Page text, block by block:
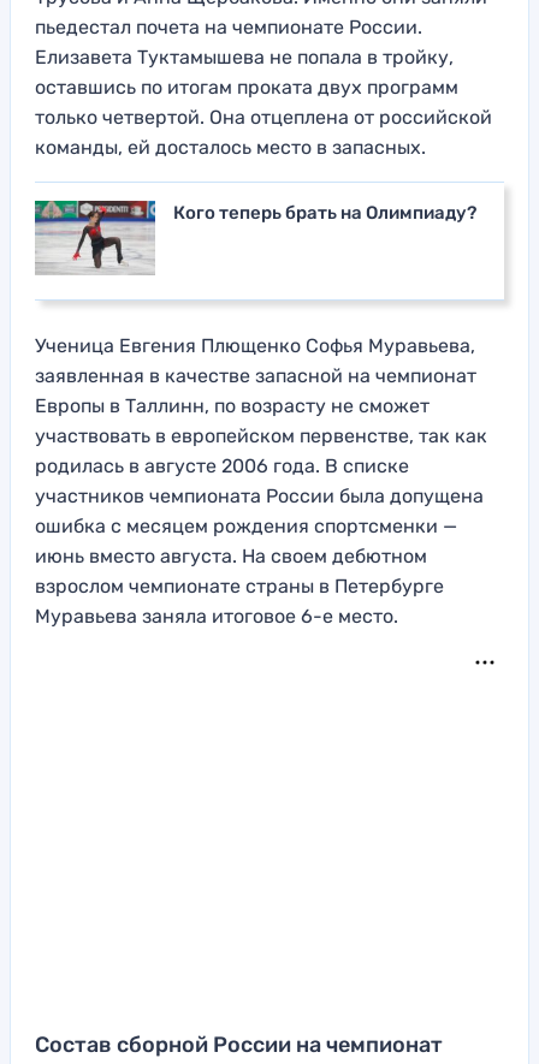
пьедестал почета на чемпионате России.
Елизавета Туктамышева не попала в тройку,
оставшись по итогам проката двух программ
только четвертой. Она отцеплена от российской
команды, ей досталось место в запасных.
Кого теперь брать на Олимпиаду?
Ученица Евгения Плющенко Софья Муравьева,
заявленная в качестве запасной на чемпионат
Европы в Таллинн, по возрасту не сможет
участвовать в европейском первенстве, так как
родилась в августе 2006 года. В списке
участников чемпионата России была допущена
ошибка с месяцем рождения спортсменки —
июнь вместо августа. На своем дебютном
взрослом чемпионате страны в Петербурге
Муравьева заняла итоговое 6-е место.
Состав сборной России на чемпионат